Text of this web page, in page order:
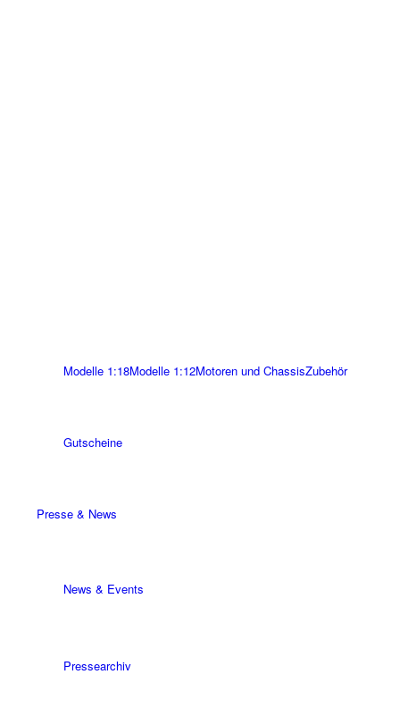
Modelle 1:18Modelle 1:12Motoren und ChassisZubehör
Gutscheine
Presse & News
News & Events
Pressearchiv